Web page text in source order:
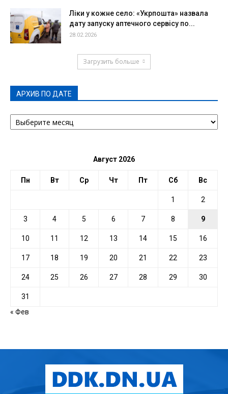
Ліки у кожне село: «Укрпошта» назвала
дату запуску аптечного сервісу по...
28.02.2026
Загрузить больше
АРХИВ ПО ДАТЕ
АРХИВ
ПО
Август 2026
Пн Вт Ср Чт Пт Сб Вс
1 2
3 4 5 6 7 8 9
10 11 12 13 14 15 16
17 18 19 20 21 22 23
24 25 26 27 28 29 30
31
« Фев